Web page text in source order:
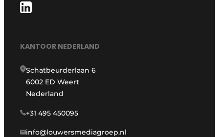
KANTOOR NEDERLAND
Schatbeurderlaan 6
6002 ED Weert
Nederland
+31 495 450095
info@louwersmediagroep.nl